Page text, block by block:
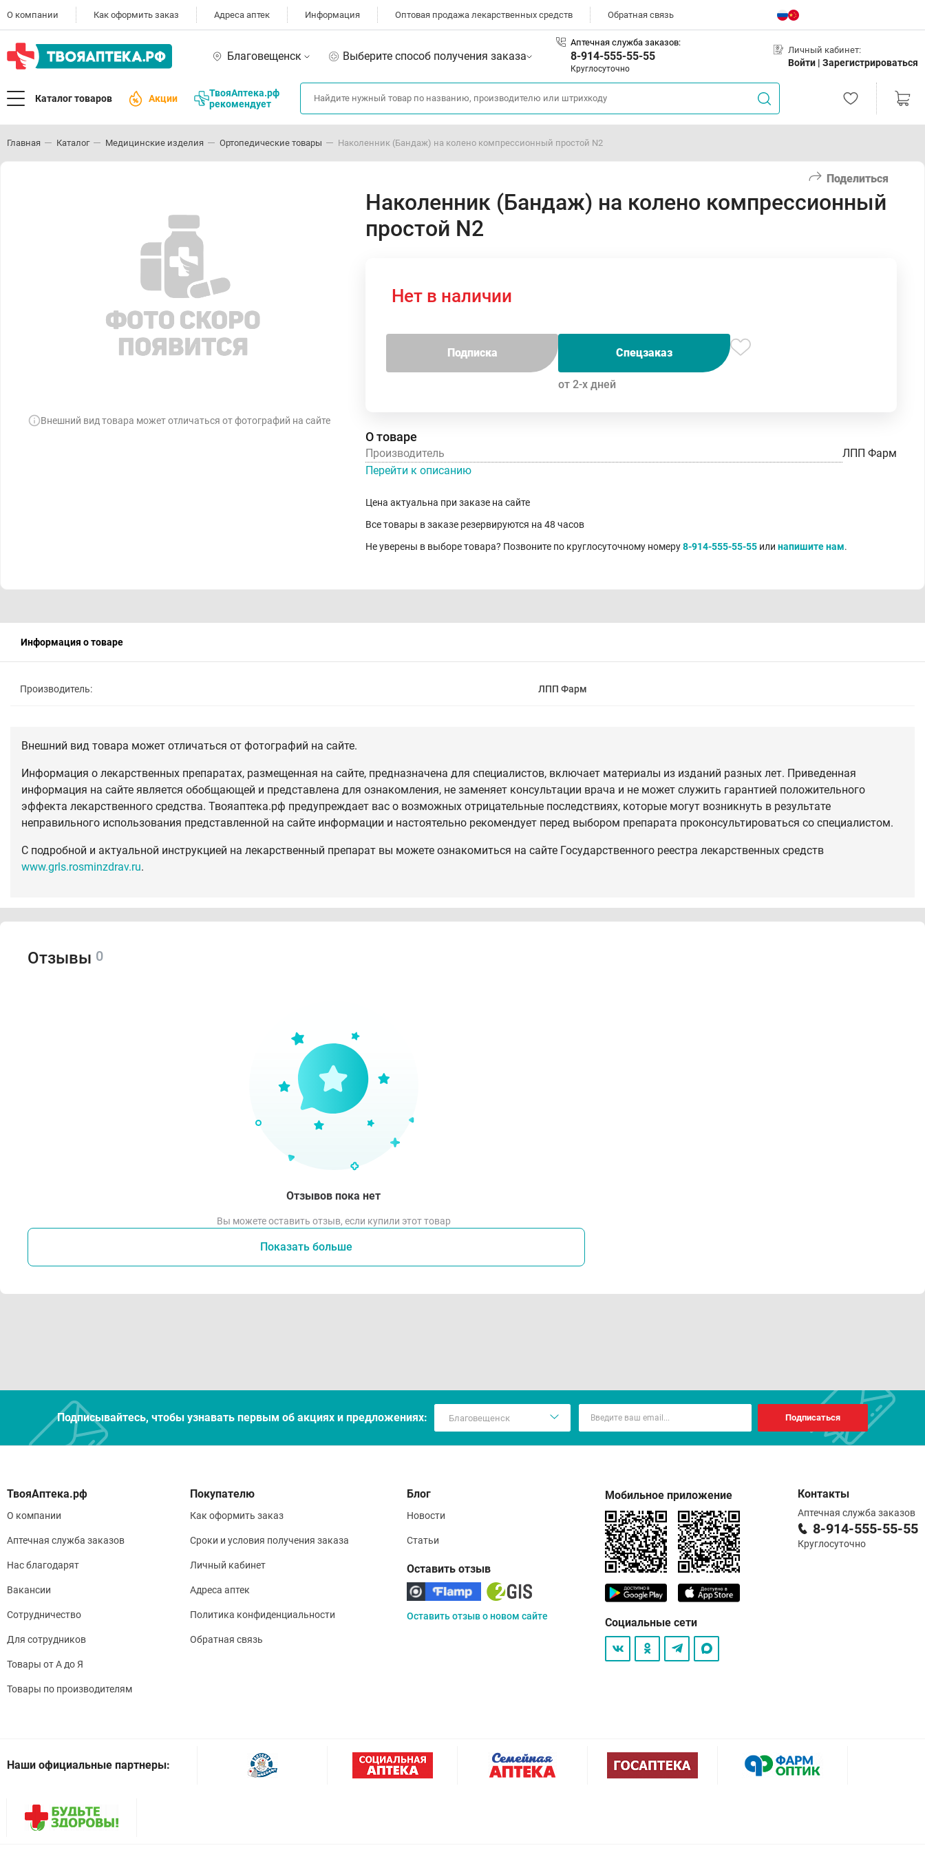
О компании Как оформить заказ Адреса аптек Информация Оптовая продажа лекарственных средств Обратная связь
Благовещенск Выберите способ получения заказа
Аптечная служба заказов:
8-914-555-55-55
Круглосуточно
Личный кабинет:
Войти | Зарегистрироваться
Каталог товаров Акции
ТвояАптека.рф
рекомендует
Главная Каталог Медицинские изделия Ортопедические товары Наколенник (Бандаж) на колено компрессионный простой N2
Поделиться
Внешний вид товара может отличаться от фотографий на сайте
Наколенник (Бандаж) на колено компрессионный
простой N2
Нет в наличии
Подписка Спецзаказ
от 2-х дней
О товаре
Производитель
ЛПП Фарм
Перейти к описанию
Цена актуальна при заказе на сайте
Все товары в заказе резервируются на 48 часов
Не уверены в выборе товара? Позвоните по круглосуточному номеру8-914-555-55-55 или напишите нам.
Информация о товаре
Производитель: ЛПП Фарм
Внешний вид товара может отличаться от фотографий на сайте.
Информация о лекарственных препаратах, размещенная на сайте, предназначена для специалистов, включает материалы из изданий разных лет. Приведенная
информация на сайте является обобщающей и представлена для ознакомления, не заменяет консультации врача и не может служить гарантией положительного
эффекта лекарственного средства. Твояаптека.рф предупреждает вас о возможных отрицательные последствиях, которые могут возникнуть в результате
неправильного использования представленной на сайте информации и настоятельно рекомендует перед выбором препарата проконсультироваться со специалистом.
С подробной и актуальной инструкцией на лекарственный препарат вы можете ознакомиться на сайте Государственного реестра лекарственных средств
www.grls.rosminzdrav.ru.
Отзывы 0
Отзывов пока нет
Вы можете оставить отзыв, если купили этот товар
Показать больше
Подписывайтесь, чтобы узнавать первым об акцияx и предложениях: Подписаться
О компании
Аптечная служба заказов
Нас благодарят
Вакансии
Сотрудничество
Для сотрудников
Товары от А до Я
Товары по производителям
Покупателю
Как оформить заказ
Сроки и условия получения заказа
Личный кабинет
Адреса аптек
Политика конфиденциальности
Обратная связь
Блог
Новости
Статьи
Оставить отзыв
Оставить отзыв о новом сайте
Мобильное приложение
Социальные сети
Контакты
Аптечная служба заказов
8-914-555-55-55
Круглосуточно
Наши официальные партнеры: